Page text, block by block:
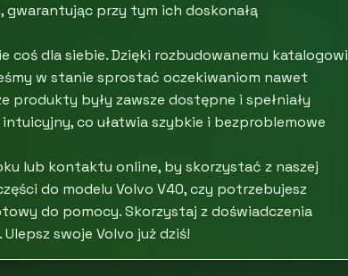
gwarantując przy tym ich doskonałą
coś dla siebie. Dzięki rozbudowanemu katalogowi
w stanie sprostać oczekiwaniom nawet
produkty były zawsze dostępne i spełniały
co ułatwia szybkie i bezproblemowe
lub kontaktu online, by skorzystać z naszej
do modelu Volvo V40, czy potrzebujesz
do pomocy. Skorzystaj z doświadczenia
swoje Volvo już dziś!